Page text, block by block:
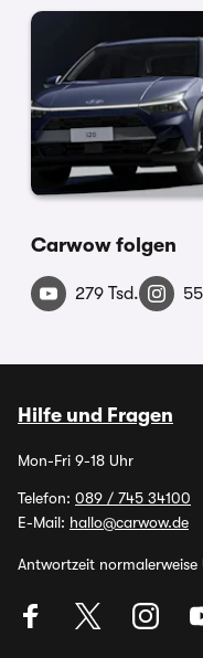
Carwow folgen
279 Tsd.
Hilfe und Fragen
Mon-Fri 9-18 Uhr
Telefon: 089 / 745 34100
E-Mail: hallo@carwow.de
Antwortzeit normalerweise